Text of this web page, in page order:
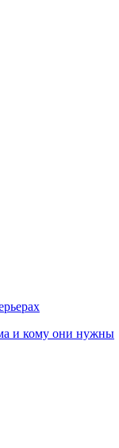
и кому они нужны